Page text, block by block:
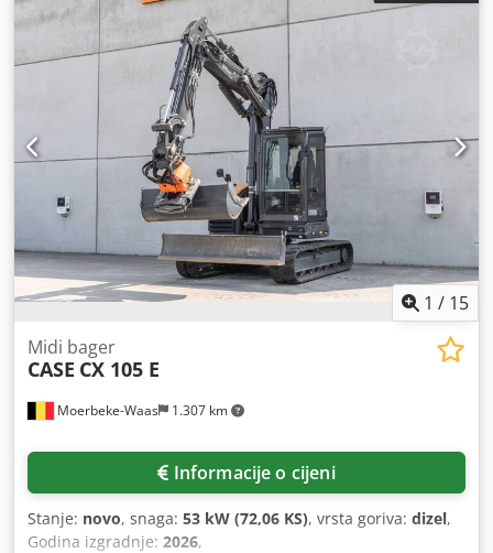
1 / 15
Moerbeke-Waas 1.307 km
Midi bager
CASE CX 105 E
Informacije o cijeni
Stanje: novo, snaga: 53 kW (72,06 KS), vrsta goriva: dizel,
Godina izgradnje: 2026,